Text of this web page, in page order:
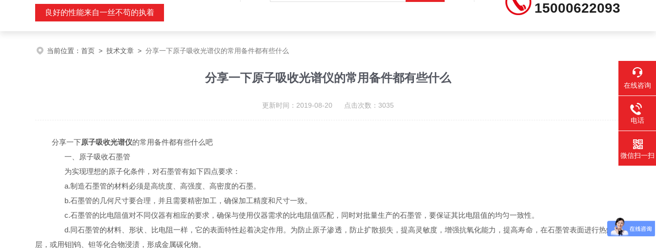
良好的性能来自一丝不苟的执着 15000622093
当前位置： 首页 > 技术文章 > 分享一下原子吸收光谱仪的常用备件都有些什么
分享一下原子吸收光谱仪的常用备件都有些什么
更新时间：2019-08-20 点击次数：3035
分享一下原子吸收光谱仪的常用备件都有些什么吧
一、原子吸收石墨管
为实现理想的原子化条件，对石墨管有如下四点要求：
a.制造石墨管的材料必须是高统度、高强度、高密度的石墨。
b.石墨管的几何尺寸要合理，并且需要精密加工，确保加工精度和尺寸一致。
c.石墨管的比电阻值对不同仪器有相应的要求，确保与使用仪器需求的比电阻值匹配，同时对批量生产的石墨管，要保证其比电阻值的均匀一致性。
d.同石墨管的材料、形状、比电阻一样，它的表面特性起着决定作用。为防止原子渗透，防止扩散损失，提高灵敏度，增强抗氧化能力，提高寿命，在石墨管表面进行热解涂
层，或用钼]钨、钽等化合物浸渍，形成金属碳化物。
在线咨询
电话
微信扫一扫